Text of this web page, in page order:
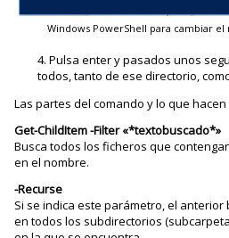
Windows PowerShell para cambiar
Pulsa enter y pasados unos
todos, tanto de ese directorio,
Las partes del comando y lo que
Get-ChildItem -Filter «*textobuscado*»
Busca todos los ficheros que
en el nombre.
-Recurse
Si se indica este parámetro, el
en todos los subdirectorios